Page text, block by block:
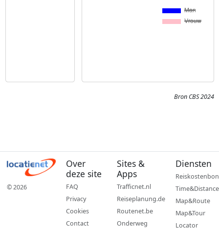
Bron CBS 2024
© 2026
Over
deze site
FAQ
Privacy
Cookies
Contact
Sites &
Apps
Trafficnet.nl
Reiseplanung.de
Routenet.be
Onderweg
Diensten
Reiskostenbon
Time&Distance
Map&Route
Map&Tour
Locator